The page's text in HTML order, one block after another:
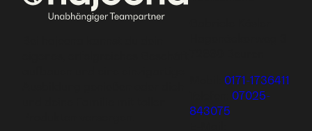
0171-1736411
07025-
843075